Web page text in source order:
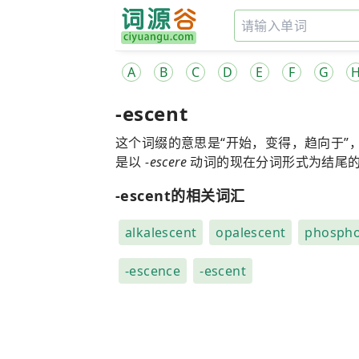
A B C D E F G H
-escent
这个词缀的意思是“开始，变得，趋向于”
是以-escere动词的现在分词形式为结尾的
-escent的相关词汇
alkalescent opalescent
-escence -escent